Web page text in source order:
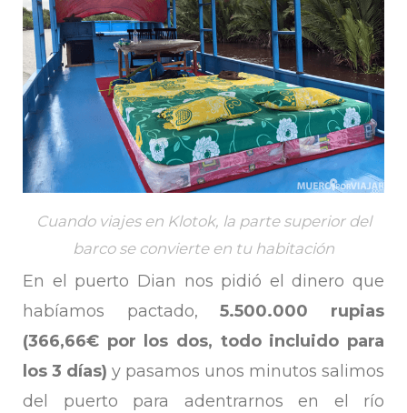
Cuando viajes en Klotok, la parte superior del
barco se convierte en tu habitación
En el puerto Dian nos pidió el dinero que
habíamos pactado,5.500.000 rupias
(366,66€ por los dos, todo incluido para
los 3 días) y pasamos unos minutos salimos
del puerto para adentrarnos en el río